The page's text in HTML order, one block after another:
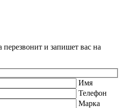
и запишет вас на
Имя
Телефон
Марка